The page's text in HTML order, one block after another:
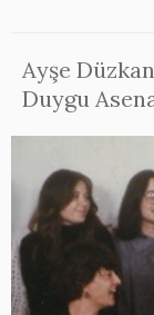
Ayşe
Duygu